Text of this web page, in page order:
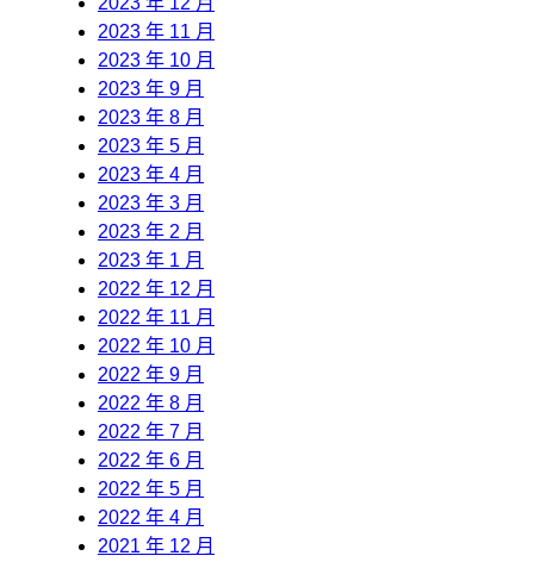
2023 年 11 月
2023 年 10 月
2023 年 9 月
2023 年 8 月
2023 年 5 月
2023 年 4 月
2023 年 3 月
2023 年 2 月
2023 年 1 月
2022 年 12 月
2022 年 11 月
2022 年 10 月
2022 年 9 月
2022 年 8 月
2022 年 7 月
2022 年 6 月
2022 年 5 月
2022 年 4 月
2021 年 12 月